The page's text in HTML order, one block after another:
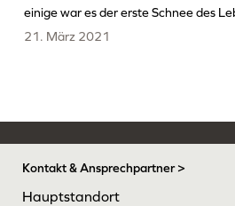
einige war es der erste Schnee des
21. März 2021
Kontakt & Ansprechpartner >
Hauptstandort